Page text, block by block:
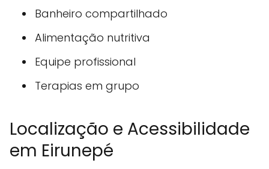
Banheiro compartilhado
Alimentação nutritiva
Equipe profissional
Terapias em grupo
Localização e Acessibilidade
em Eirunepé